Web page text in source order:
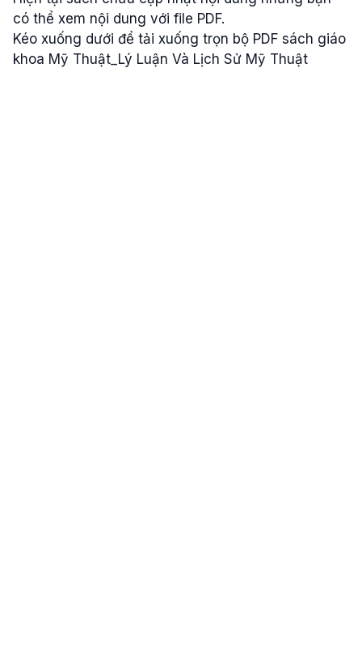
có thể xem nội dung với file PDF.
Kéo xuống dưới để tải xuống trọn bộ PDF sách giáo
khoa Mỹ Thuật_Lý Luận Và Lịch Sử Mỹ Thuật